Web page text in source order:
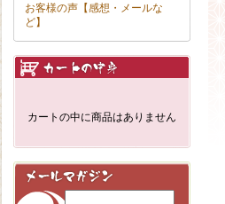
お客様の声【感想・メールな
ど】
カートの中に商品はありません